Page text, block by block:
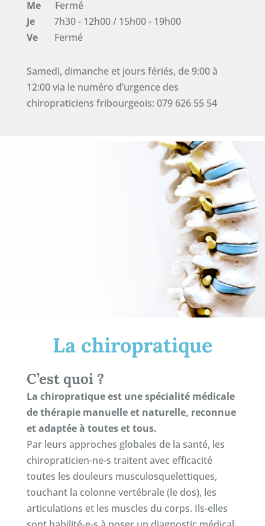
MeFermé
Je7h30 - 12h00 / 15h00 - 19h00
VeFermé
Samedi, dimanche et jours fériés, de 9:00 à
12:00 via le numéro d’urgence des
chiropraticiens fribourgeois: 079 626 55 54
La chiropratique
C’est quoi ?
La chiropratique est une spécialité médicale
de thérapie manuelle et naturelle, reconnue
et adaptée à toutes et tous.
Par leurs approches globales de la santé, les
chiropraticien-ne-s traitent avec efficacité
toutes les douleurs musculosquelettiques,
touchant la colonne vertébrale (le dos), les
articulations et les muscles du corps. Ils-elles